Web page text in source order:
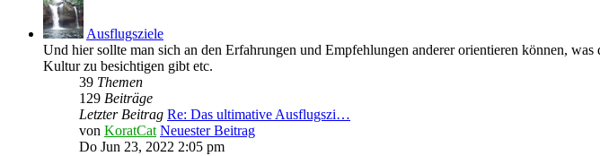
Ausflugsziele
Und hier sollte man sich an den Erfahrungen und Empfehlungen anderer orientieren können,
Kultur zu besichtigen gibt etc.
39 Themen
129 Beiträge
Letzter Beitrag Re: Das ultimative Ausflugszi…
von KoratCat Neuester Beitrag
Do Jun 23, 2022 2:05 pm